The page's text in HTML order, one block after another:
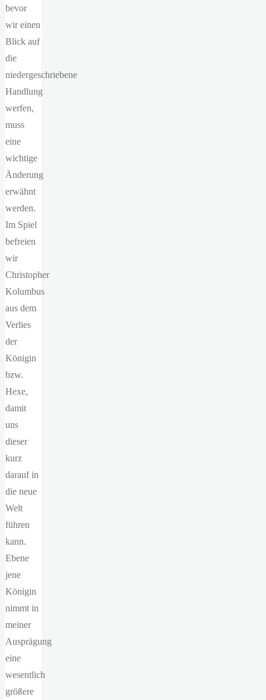
bevor
wir einen
Blick auf
die
niedergeschriebene
Handlung
werfen,
muss
eine
wichtige
Änderung
erwähnt
werden.
Im Spiel
befreien
wir
Christopher
Kolumbus
aus dem
Verlies
der
Königin
bzw.
Hexe,
damit
uns
dieser
kurz
darauf in
die neue
Welt
führen
kann.
Ebene
jene
Königin
nimmt in
meiner
Ausprägung
eine
wesentlich
größere